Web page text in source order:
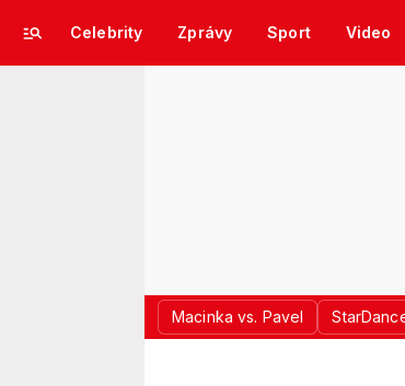
Celebrity Zprávy Sport Video
Macinka vs. Pavel